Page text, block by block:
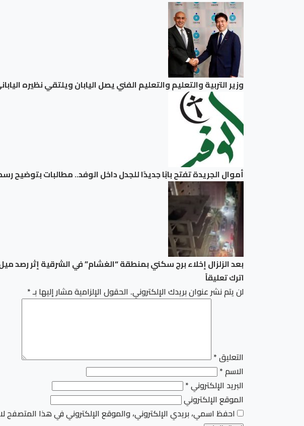
وزير التربية والتعليم والتعليم الفني يصل اليابان ويلتقي نظيره
أموال الجريدة تفتح بابًا جديدًا للجدل داخل الوفد.. مطالبات
بعد الزلزال إخلاء برج سكني بمنطقة “الغشام” في الشرقية إثر رصد
اترك تعليقاً
لن يتم نشر عنوان بريدك الإلكتروني. الحقول الإلزامية مشار إليها بـ*
التعليق*
الاسم*
البريد الإلكتروني*
الموقع الإلكتروني
احفظ اسمي، بريدي الإلكتروني، والموقع الإلكتروني في هذا المتصفح